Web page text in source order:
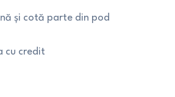
și cotă parte din pod
cu credit